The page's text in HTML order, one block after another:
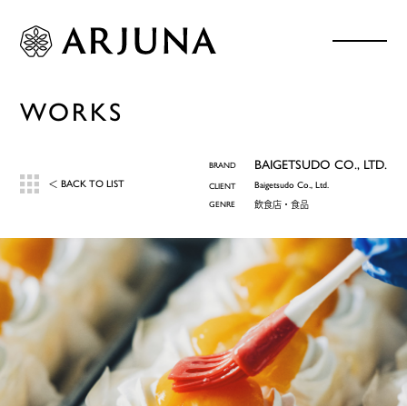
WORKS
BRAND BAIGETSUDO CO., LTD.
CLIENT Baigetsudo Co., Ltd.
GENRE 飲食店・食品
＜ BACK TO LIST